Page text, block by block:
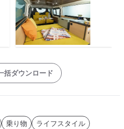
括ダウンロード
乗り物 ライフスタイル